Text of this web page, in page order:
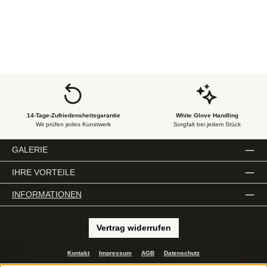
14-Tage-Zufriedensheitsgarantie
Wir prüfen jedes Kunstwerk
White Glove Handling
Sorgfalt bei jedem Stück
GALERIE
IHRE VORTEILE
INFORMATIONEN
Vertrag widerrufen
Kontakt Impressum AGB Datenschutz